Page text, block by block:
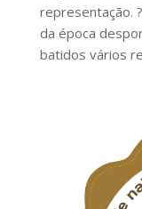
representação. ?‍
da época
batidos vários